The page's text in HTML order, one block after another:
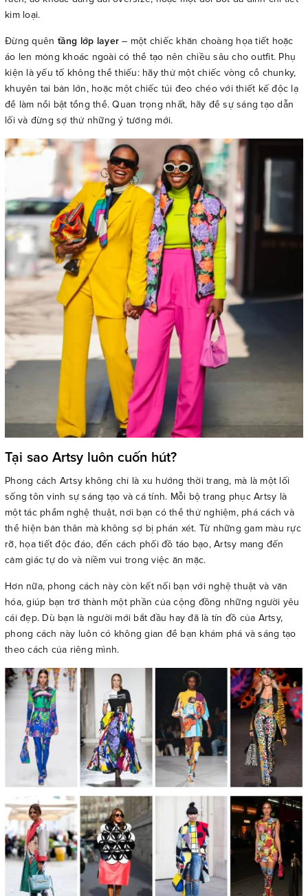
kim loại.
Đừng quên tầng lớp layer – một chiếc khăn choàng họa tiết hoặc
áo len mỏng khoác ngoài có thể tạo nên chiều sâu cho outfit. Phụ
kiện là yếu tố không thể thiếu: hãy thử một chiếc vòng cổ chunky,
khuyên tai bản lớn, hoặc một chiếc túi đeo chéo với thiết kế độc lạ
để làm nổi bật tổng thể. Quan trọng nhất, hãy để sự sáng tạo dẫn
lối và đừng sợ thử những ý tưởng mới.
Tại sao Artsy luôn cuốn hút?
Phong cách Artsy không chỉ là xu hướng thời trang, mà là một lối
sống tôn vinh sự sáng tạo và cá tính. Mỗi bộ trang phục Artsy là
một tác phẩm nghệ thuật, nơi bạn có thể thử nghiệm, phá cách và
thể hiện bản thân mà không sợ bị phán xét. Từ những gam màu rực
rỡ, họa tiết độc đáo, đến cách phối đồ táo bạo, Artsy mang đến
cảm giác tự do và niềm vui trong việc ăn mặc.
Hơn nữa, phong cách này còn kết nối bạn với nghệ thuật và văn
hóa, giúp bạn trở thành một phần của cộng đồng những người yêu
cái đẹp. Dù bạn là người mới bắt đầu hay đã là tín đồ của Artsy,
phong cách này luôn có không gian để bạn khám phá và sáng tạo
theo cách của riêng mình.